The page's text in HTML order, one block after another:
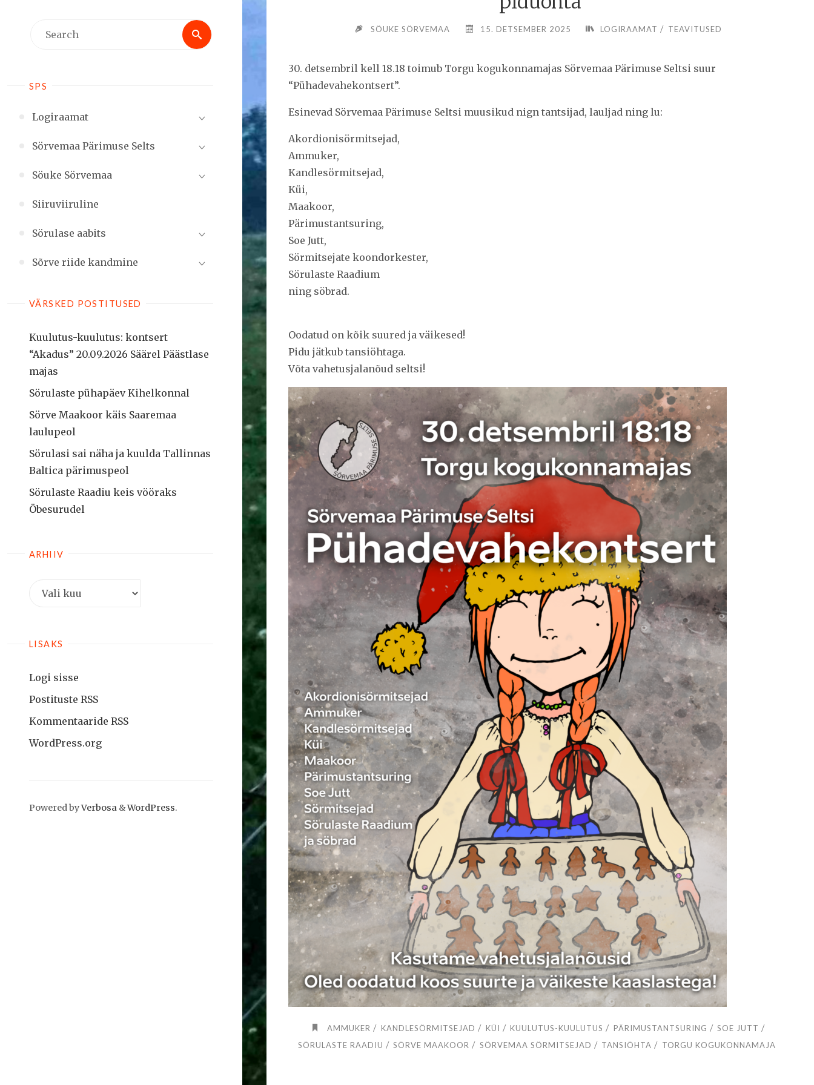
Search
SPS
Logiraamat
Sörvemaa Pärimuse Selts
Söuke Sörvemaa
Siiruviiruline
Sörulase aabits
Sõrve riide kandmine
VÄRSKED POSTITUSED
Kuulutus-kuulutus: kontsert
“Akadus” 20.09.2026 Säärel Päästlase
majas
Sörulaste pühapäev Kihelkonnal
Sörve Maakoor käis Saaremaa
laulupeol
Sörulasi sai näha ja kuulda Tallinnas
Baltica pärimuspeol
Sörulaste Raadiu keis vööraks
Öbesurudel
ARHIIV
Arhiiv
LISAKS
Logi sisse
Postituste RSS
Kommentaaride RSS
WordPress.org
Powered byVerbosa &WordPress.
SÖUKE SÖRVEMAA 15. DETSEMBER 2025 LOGIRAAMAT / TEAVITUSED
30. detsembril kell 18.18 toimub Torgu kogukonnamajas Sörvemaa Pärimuse Seltsi suur
“Pühadevahekontsert”.
Esinevad Sörvemaa Pärimuse Seltsi muusikud nign tantsijad, lauljad ning lu:
Akordionisörmitsejad,
Ammuker,
Kandlesörmitsejad,
Küi,
Maakoor,
Pärimustantsuring,
Soe Jutt,
Sörmitsejate koondorkester,
Sörulaste Raadium
ning söbrad.
Oodatud on kõik suured ja väikesed!
Pidu jätkub tansiöhtaga.
Võta vahetusjalanõud seltsi!
AMMUKER / KANDLESÖRMITSEJAD / KÜI / KUULUTUS-KUULUTUS / PÄRIMUSTANTSURING / SOE JUTT /
SÖRULASTE RAADIU / SÖRVE MAAKOOR / SÖRVEMAA SÖRMITSEJAD / TANSIÖHTA / TORGU KOGUKONNAMAJA